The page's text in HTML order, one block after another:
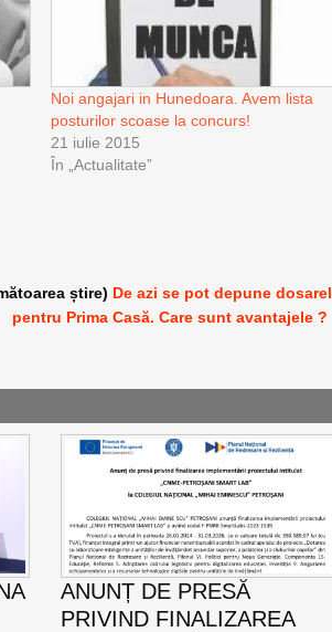
Noi angajari in Hunedoara. Avem lista
posturilor scoase la concurs!
21 iulie 2015
În „Actualitate”
știre) De azi se pot depune
pentru Prima Casă. Care sunt avantajele ?
ANUNȚ DE PRESĂ
PRIVIND FINALIZAREA